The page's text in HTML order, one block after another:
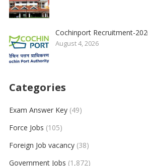
Cochinport Recruitment-
August 4, 2026
Categories
Exam Answer Key(49)
Force Jobs (105)
Foreign Job vacancy(38)
Government Jobs (1,872)